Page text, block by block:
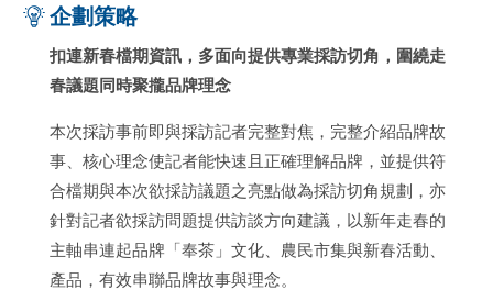
企劃策略
扣連新春檔期資訊，多面向提供專業採訪切角，圍繞走
春議題同時聚攏品牌理念
本次採訪事前即與採訪記者完整對焦，完整介紹品牌故
事、核心理念使記者能快速且正確理解品牌，並提供符
合檔期與本次欲採訪議題之亮點做為採訪切角規劃，亦
針對記者欲採訪問題提供訪談方向建議，以新年走春的
主軸串連起品牌「奉茶」文化、農民市集與新春活動、
產品，有效串聯品牌故事與理念。